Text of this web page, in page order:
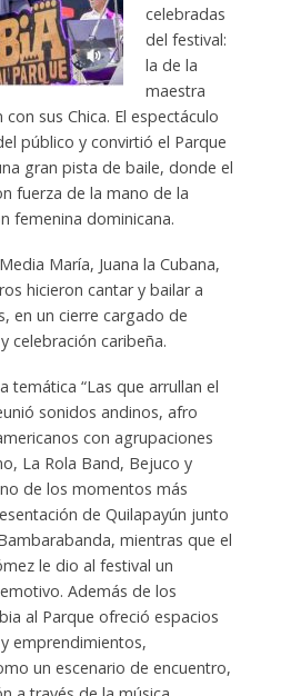
celebradas
del festival:
la de la
maestra
con sus Chica. El espectáculo
público y convirtió el Parque
gran pista de baile, donde el
fuerza de la mano de la
femenina dominicana.
María, Juana la Cubana,
hicieron cantar y bailar a
en un cierre cargado de
celebración caribeña.
temática “Las que arrullan el
sonidos andinos, afro
con agrupaciones
La Rola Band, Bejuco y
de los momentos más
de Quilapayún junto
mientras que el
le dio al festival un
Además de los
al Parque ofreció espacios
emprendimientos,
un escenario de encuentro,